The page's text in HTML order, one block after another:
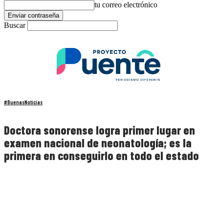
tu correo electrónico
Buscar
#BuenasNoticias
Doctora sonorense logra primer lugar en
examen nacional de neonatología; es la
primera en conseguirlo en todo el estado